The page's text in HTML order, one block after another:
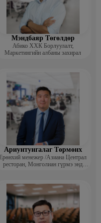
Мэндбаяр Төгөлдөр
Абико ХХК Борлуулалт,
Маркетингийн албаны захирал
Ариунтунгалаг Төрмөнх
Ерөнхий менежер /Азиана Централ
ресторан, Монголиан гүрмэ энд